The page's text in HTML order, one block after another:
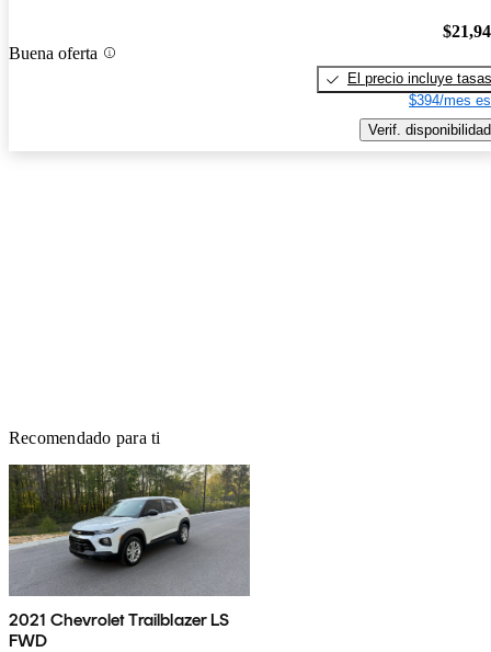
Buena oferta
El precio incluye tasas
$394/mes
Verif. disponibilidad
Recomendado para ti
2021 Chevrolet Trailblazer LS
FWD